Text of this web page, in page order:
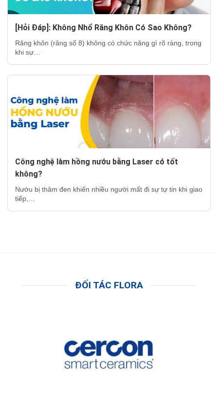
[Hỏi Đáp]: Không Nhổ Răng Khôn Có Sao Không?
Răng khôn (răng số 8) không có chức năng gì rõ ràng, trong
khi sự…
Công nghệ làm hồng nướu bằng Laser có tốt
không?
Nướu bị thâm đen khiến nhiều người mất đi sự tự tin khi giao
tiếp,…
ĐỐI TÁC FLORA